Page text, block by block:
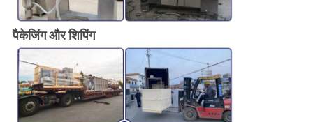
पैकेजिंग और शिपिंग